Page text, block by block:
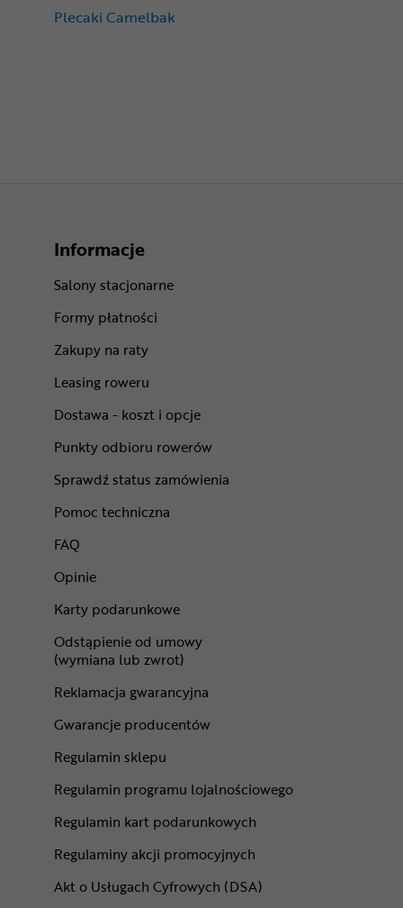
Plecaki Camelbak
Informacje
Salony stacjonarne
Formy płatności
Zakupy na raty
Leasing roweru
Dostawa - koszt i opcje
Punkty odbioru rowerów
Sprawdź status zamówienia
Pomoc techniczna
FAQ
Opinie
Karty podarunkowe
Odstąpienie od umowy
(wymiana lub zwrot)
Reklamacja gwarancyjna
Gwarancje producentów
Regulamin sklepu
Regulamin programu lojalnościowego
Regulamin kart podarunkowych
Regulaminy akcji promocyjnych
Akt o Usługach Cyfrowych (DSA)